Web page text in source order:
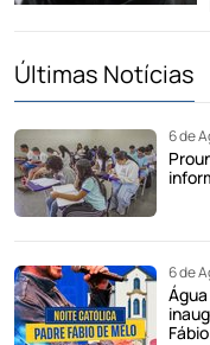
Últimas Notícias
6 de
6 de